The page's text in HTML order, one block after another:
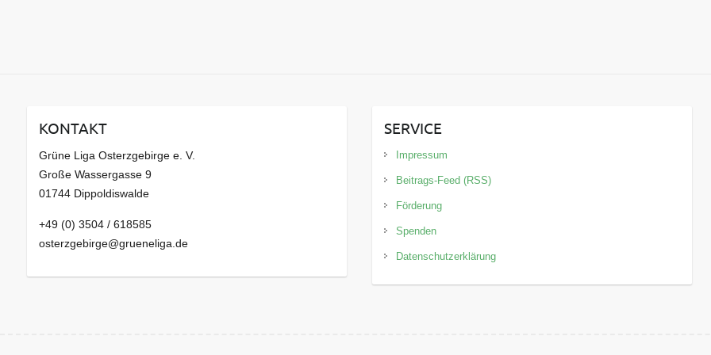
KONTAKT
Grüne Liga Osterzgebirge e. V.
Große Wassergasse 9
01744 Dippoldiswalde
+49 (0) 3504 / 618585
osterzgebirge@grueneliga.de
SERVICE
Impressum
Beitrags-Feed (RSS)
Förderung
Spenden
Datenschutzerklärung